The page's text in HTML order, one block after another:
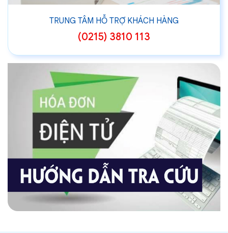
TRUNG TÂM HỖ TRỢ KHÁCH HÀNG
(0215) 3810 113